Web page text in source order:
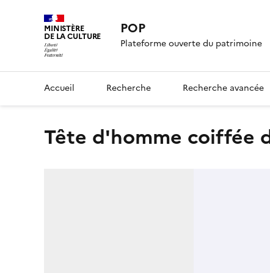
MINISTÈRE
DE LA CULTURE POP
Plateforme ouverte du patrimoine
Accueil Recherche Recherche avancée
Tête d'homme coiffée